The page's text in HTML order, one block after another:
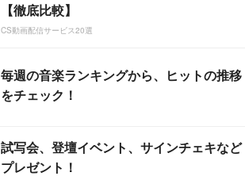
【徹底比較】
CS動画配信サービス20選
毎週の音楽ランキングから、ヒットの推移
をチェック！
試写会、登壇イベント、サインチェキなど
プレゼント！